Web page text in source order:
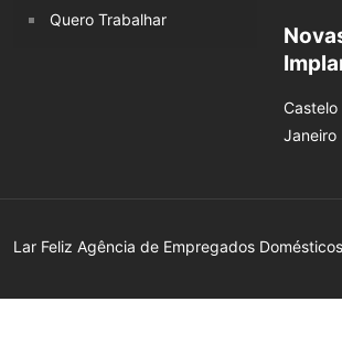
Quero Trabalhar
Janeiro
Lar Feliz Agência de Empregados